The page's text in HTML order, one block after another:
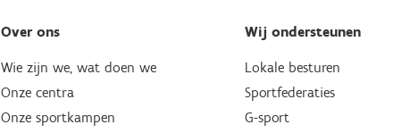
Over ons
Wie zijn we, wat doen we
Onze centra
Onze sportkampen
Wij ondersteunen
Lokale besturen
Sportfederaties
G-sport